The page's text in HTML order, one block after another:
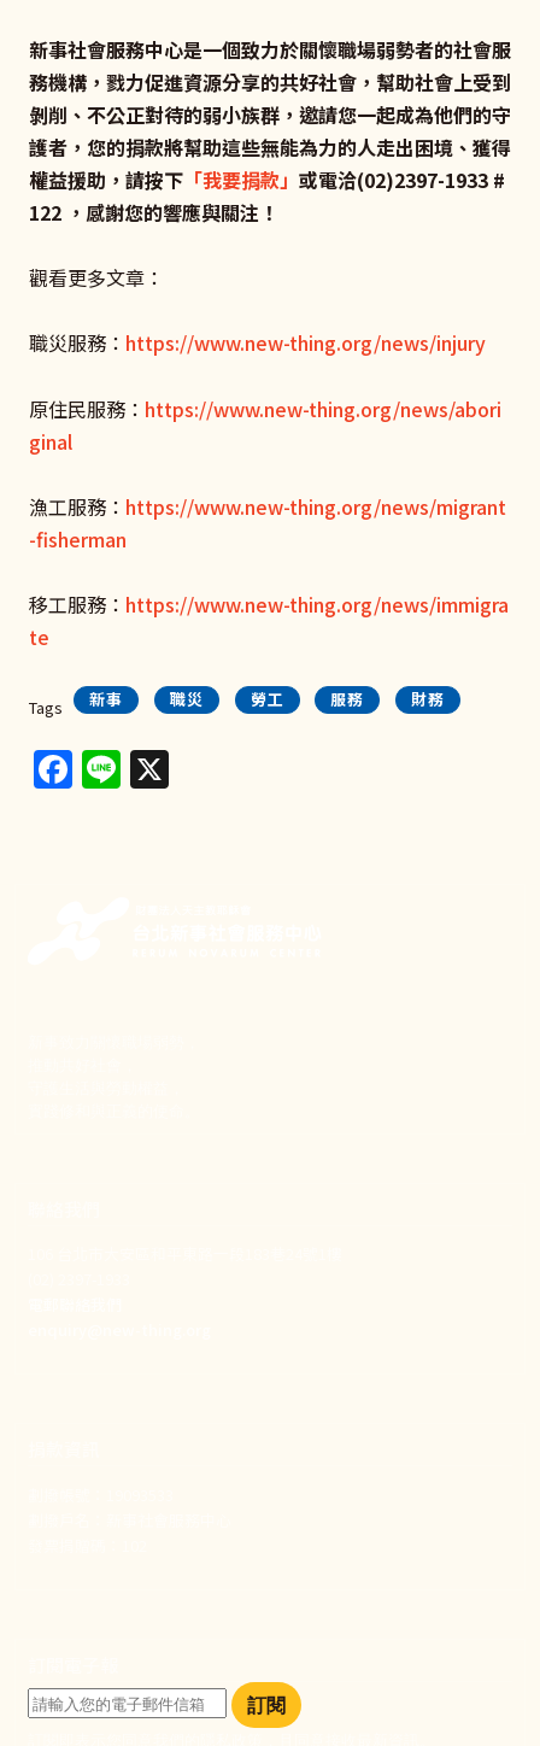
新事社會服務中心是一個致力於關懷職場弱勢者的社會服
務機構，戮力促進資源分享的共好社會，幫助社會上受到
剝削、不公正對待的弱小族群，邀請您一起成為他們的守
護者，您的捐款將幫助這些無能為力的人走出困境、獲得
權益援助，請按下 「我要捐款」 或電洽(02)2397-1933 #
122 ，感謝您的響應與關注！
觀看更多文章：
職災服務： https://www.new-thing.org/news/injury
原住民服務： https://www.new-thing.org/news/abori
ginal
漁工服務： https://www.new-thing.org/news/migrant
-fisherman
移工服務： https://www.new-thing.org/news/immigra
te
Tags 新事 職災 勞工 服務 財務
Facebook
Line
訂閱